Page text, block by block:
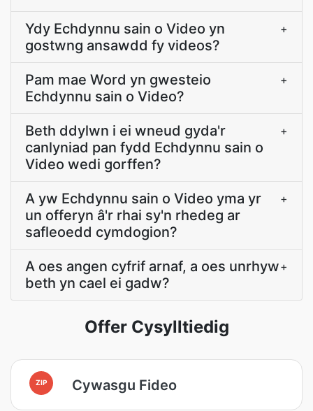
Ydy Echdynnu sain o Video yn
gostwng ansawdd fy videos?
+
Pam mae Word yn gwesteio
Echdynnu sain o Video?
+
Beth ddylwn i ei wneud gyda'r
canlyniad pan fydd Echdynnu sain o
Video wedi gorffen?
+
A yw Echdynnu sain o Video yma yr
un offeryn â'r rhai sy'n rhedeg ar
safleoedd cymdogion?
+
A oes angen cyfrif arnaf, a oes unrhyw
beth yn cael ei gadw?
+
Offer Cysylltiedig
ZIP Cywasgu Fideo